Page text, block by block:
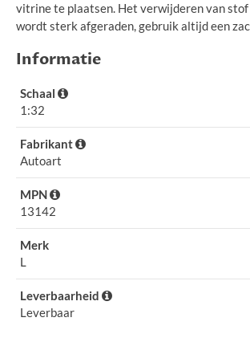
vitrine te plaatsen. Het verwijderen van stof
wordt sterk afgeraden, gebruik altijd een
Informatie
Schaal
1:32
Fabrikant
Autoart
MPN
13142
Merk
L
Leverbaarheid
Leverbaar